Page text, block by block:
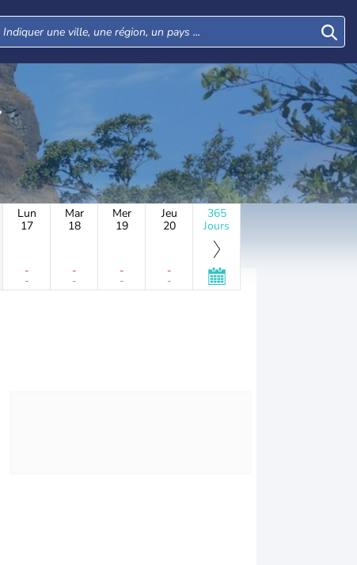
Lun
17
-
-
Mar
18
-
-
Mer
19
-
-
Jeu
20
-
-
365
Jours